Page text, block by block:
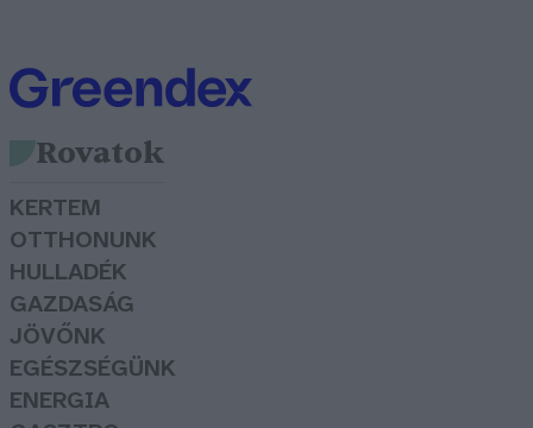
Rovatok
KERTEM
OTTHONUNK
HULLADÉK
GAZDASÁG
JÖVŐNK
EGÉSZSÉGÜNK
ENERGIA